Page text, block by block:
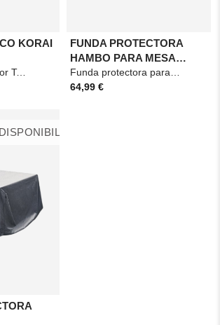
KORAI
Cojín cilíndrico color Taupe, de poliéster. Medidas: 45 x 15
FUNDA PROTECTORA
HAMBO PARA MESA
RECTANGULAR TAMAÑ
64,99 €